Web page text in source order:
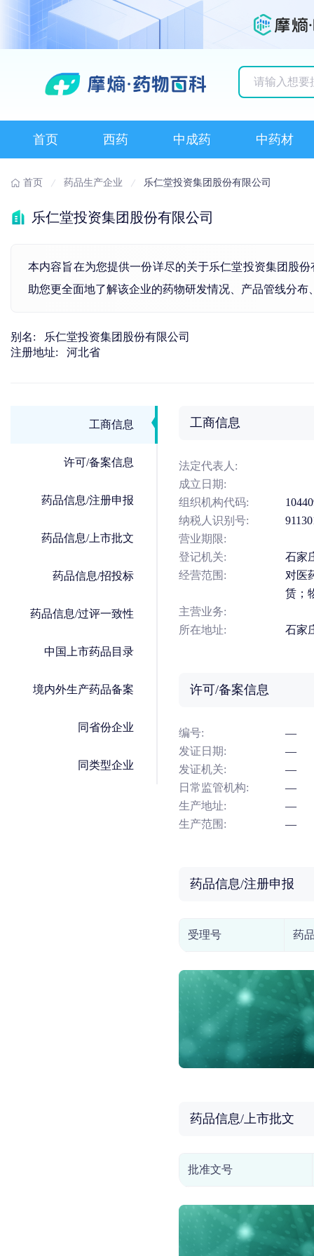
首页 西药 中成药 中药材
首页 药品生产企业 乐仁堂投资集团股份有限公司
乐仁堂投资集团股份有限公司
本内容旨在为您提供一份详尽的关于乐仁堂投资集团股
助您更全面地了解该企业的药物研发情况、产品管线分
别名:
乐仁堂投资集团股份有限公司
注册地址:
河北省
工商信息
许可/备案信息
药品信息/注册申报
药品信息/上市批文
药品信息/招投标
药品信息/过评一致性
中国上市药品目录
境内外生产药品备案
同省份企业
同类型企业
工商信息
法定代表人:
成立日期:
组织机构代码:
纳税人识别号:
营业期限:
登记机关:
石家
经营范围:
对医
赁；
主营业务:
所在地址:
石家
许可/备案信息
编号:
—
发证日期:
—
发证机关:
—
日常监管机构:
—
生产地址:
—
生产范围:
—
药品信息/注册申报
受理号 药
药品信息/上市批文
批准文号